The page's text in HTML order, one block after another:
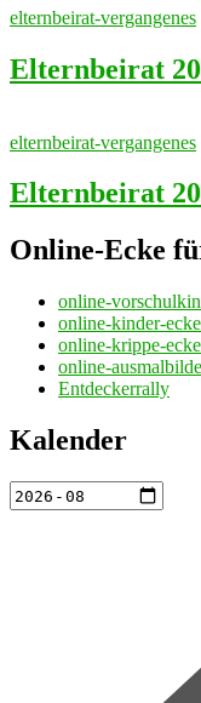
elternbeirat-vergangenes
Elternbeirat
elternbeirat-vergangenes
Elternbeirat
Online-Ecke
online-
online-kinder-ecke
online-krippe-ecke
online-
Entdeckerrally
Kalender